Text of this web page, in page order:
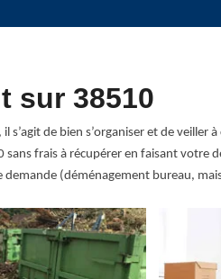
sur 38510
de bien s’organiser et de veiller
frais à récupérer en faisant votre
(déménagement bureau,